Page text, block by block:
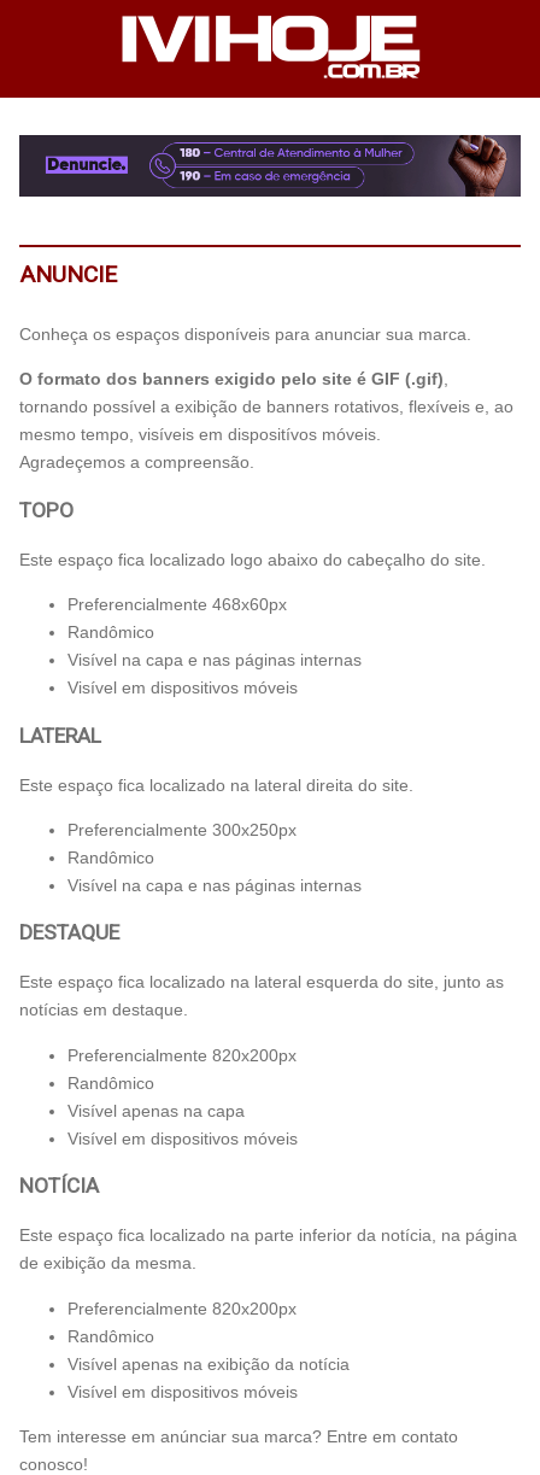
ANUNCIE
Conheça os espaços disponíveis para anunciar sua marca.
O formato dos banners exigido pelo site é GIF (.gif),
tornando possível a exibição de banners rotativos, flexíveis e, ao
mesmo tempo, visíveis em dispositívos móveis.
Agradeçemos a compreensão.
TOPO
Este espaço fica localizado logo abaixo do cabeçalho do site.
Preferencialmente 468x60px
Randômico
Visível na capa e nas páginas internas
Visível em dispositivos móveis
LATERAL
Este espaço fica localizado na lateral direita do site.
Preferencialmente 300x250px
Randômico
Visível na capa e nas páginas internas
DESTAQUE
Este espaço fica localizado na lateral esquerda do site, junto as
notícias em destaque.
Preferencialmente 820x200px
Randômico
Visível apenas na capa
Visível em dispositivos móveis
NOTÍCIA
Este espaço fica localizado na parte inferior da notícia, na página
de exibição da mesma.
Preferencialmente 820x200px
Randômico
Visível apenas na exibição da notícia
Visível em dispositivos móveis
Tem interesse em anúnciar sua marca? Entre em contato
conosco!